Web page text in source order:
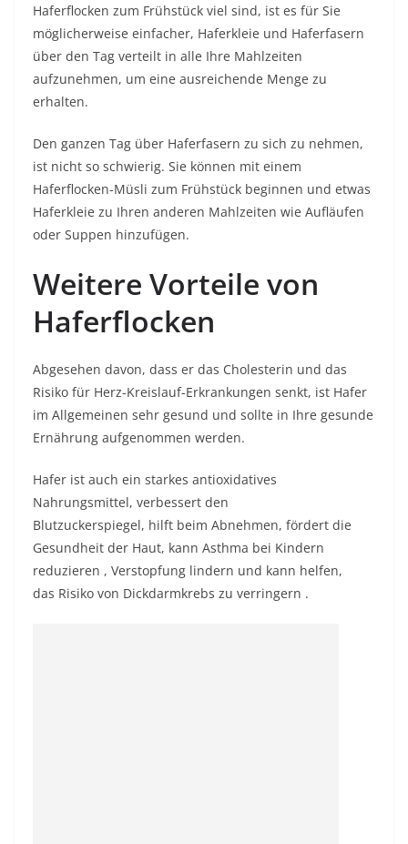
Haferflocken zum Frühstück viel sind, ist es für Sie
möglicherweise einfacher, Haferkleie und Haferfasern
über den Tag verteilt in alle Ihre Mahlzeiten
aufzunehmen, um eine ausreichende Menge zu
erhalten.
Den ganzen Tag über Haferfasern zu sich zu nehmen,
ist nicht so schwierig. Sie können mit einem
Haferflocken-Müsli zum Frühstück beginnen und etwas
Haferkleie zu Ihren anderen Mahlzeiten wie Aufläufen
oder Suppen hinzufügen.
Weitere Vorteile von
Haferflocken
Abgesehen davon, dass er das Cholesterin und das
Risiko für Herz-Kreislauf-Erkrankungen senkt, ist Hafer
im Allgemeinen sehr gesund und sollte in Ihre gesunde
Ernährung aufgenommen werden.
Hafer ist auch ein starkes antioxidatives
Nahrungsmittel, verbessert den
Blutzuckerspiegel, hilft beim Abnehmen, fördert die
Gesundheit der Haut, kann Asthma bei Kindern
reduzieren , Verstopfung lindern und kann helfen,
das Risiko von Dickdarmkrebs zu verringern .